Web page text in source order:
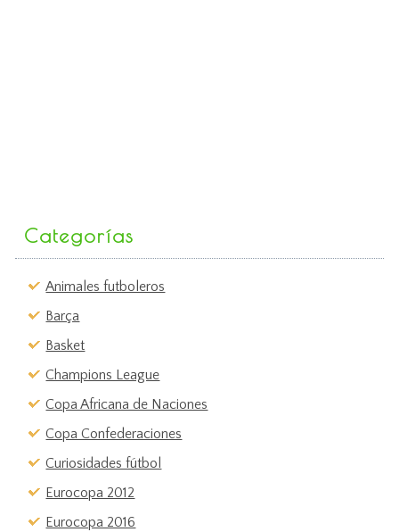
Categorías
Animales futboleros
Barça
Basket
Champions League
Copa Africana de Naciones
Copa Confederaciones
Curiosidades fútbol
Eurocopa 2012
Eurocopa 2016